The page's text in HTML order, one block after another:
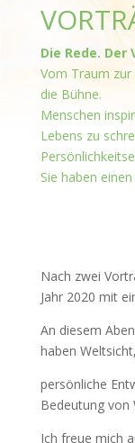
Die Rede.
Vom Traum
die Bühne.
Menschen
Lebens zu
Sie haben
Nach zwei
Jahr 2020 mit
An diesem
haben Weltsicht,
persönliche
Bedeutung von
Ich freue mich